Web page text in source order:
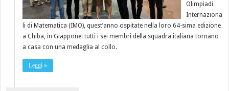
Olimpiadi
Internaziona
li di Matematica (IMO), quest’anno ospitate nella loro 64-sima edizione
a Chiba, in Giappone: tutti i sei membri della squadra italiana tornano
a casa con una medaglia al collo.
Leggi »